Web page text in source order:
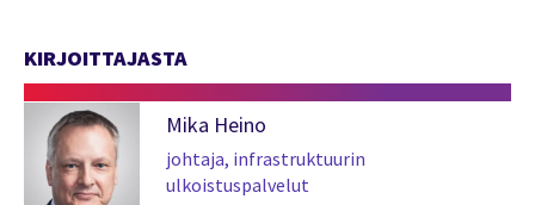
KIRJOITTAJASTA
Mika Heino
johtaja, infrastruktuurin
ulkoistuspalvelut